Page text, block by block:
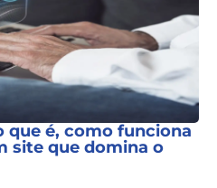
que é, como funciona
site que domina o